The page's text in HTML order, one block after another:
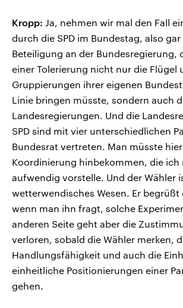
Kropp: Ja, nehmen wir mal den Fall
durch die SPD im Bundestag, also
Beteiligung an der Bundesregierung,
einer Tolerierung nicht nur die Flügel
Gruppierungen ihrer eigenen
Linie bringen müsste, sondern auch
Landesregierungen. Und die
SPD sind mit vier unterschiedlichen
Bundesrat vertreten. Man müsste
Koordinierung hinbekommen, die ich
aufwendig vorstelle. Und der Wähler
wetterwendisches Wesen. Er begrüßt
wenn man ihn fragt, solche
anderen Seite geht aber die
verloren, sobald die Wähler merken,
Handlungsfähigkeit und auch die
einheitliche Positionierungen einer
gehen.